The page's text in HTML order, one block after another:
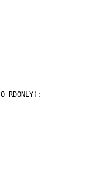
O_RDONLY) ;